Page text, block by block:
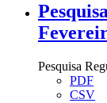
Pesquisa
PDF
CSV